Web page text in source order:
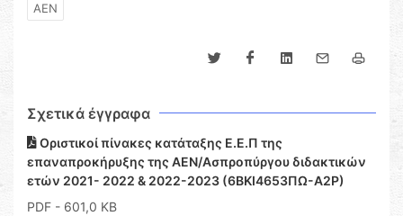
ΑΕΝ
Σχετικά έγγραφα
Οριστικοί πίνακες κατάταξης Ε.Ε.Π της
επαναπροκήρυξης της ΑΕΝ/Ασπροπύργου διδακτικών
ετών 2021- 2022 & 2022-2023 (6ΒΚΙ4653ΠΩ-Α2Ρ)
PDF - 601,0 KB